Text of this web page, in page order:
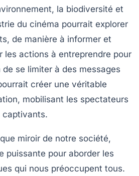
la biodiversité et
du cinéma pourrait explorer
de manière à informer et
les actions à entreprendre pour
se limiter à des messages
créer une véritable
mobilisant les spectateurs
captivants.
miroir de notre société,
puissante pour aborder les
qui nous préoccupent tous.